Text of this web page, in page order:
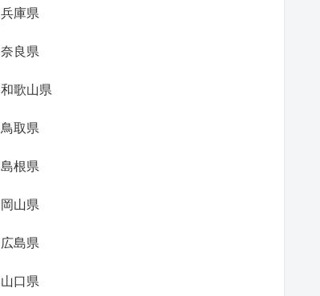
兵庫県
奈良県
和歌山県
鳥取県
島根県
岡山県
広島県
山口県